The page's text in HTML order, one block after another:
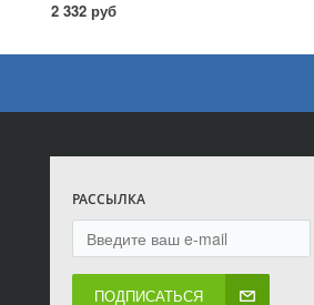
2 332 руб
РАССЫЛКА
ПОДПИСАТЬСЯ